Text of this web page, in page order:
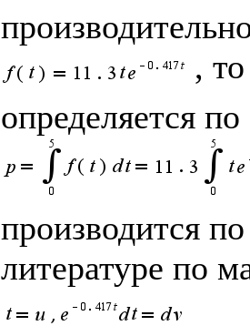
,
определяется
производится
литературе по